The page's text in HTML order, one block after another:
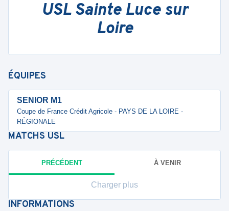
USL Sainte Luce sur
Loire
ÉQUIPES
SENIOR M1
Coupe de France Crédit Agricole - PAYS DE LA LOIRE -
RÉGIONALE
MATCHS USL
PRÉCÉDENT À VENIR
Charger plus
INFORMATIONS